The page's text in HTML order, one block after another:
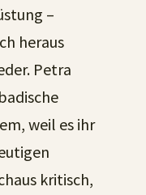
–
heraus
Petra
weil es ihr
kritisch,